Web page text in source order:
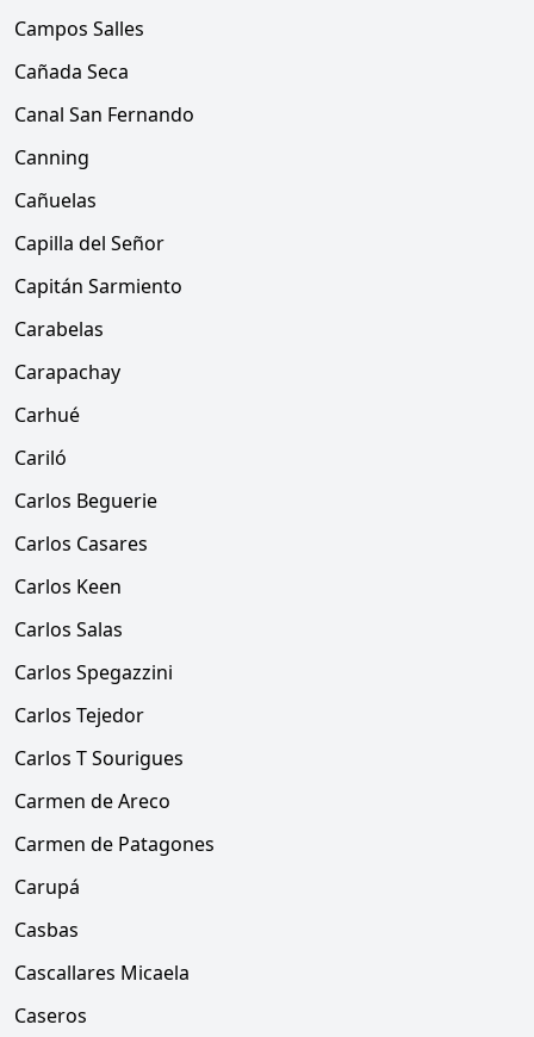
Campos Salles
Cañada Seca
Canal San Fernando
Canning
Cañuelas
Capilla del Señor
Capitán Sarmiento
Carabelas
Carapachay
Carhué
Cariló
Carlos Beguerie
Carlos Casares
Carlos Keen
Carlos Salas
Carlos Spegazzini
Carlos Tejedor
Carlos T Sourigues
Carmen de Areco
Carmen de Patagones
Carupá
Casbas
Cascallares Micaela
Caseros